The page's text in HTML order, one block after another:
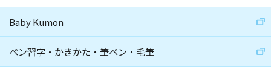
Baby Kumon
ペン習字・かきかた・筆ペン・毛筆